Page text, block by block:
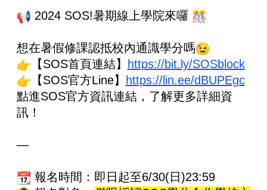
2024 SOS!暑期線上學院來囉
想在暑假修課認抵校內通識學分嗎
【SOS首頁連結】
https://bit.ly/SOSblock
【SOS官方Line】
https://lin.ee/dBUPEgc
點進SOS官方資訊連結，了解更多詳細資
訊！
—
報名時間：即日起至6/30(日)23:59